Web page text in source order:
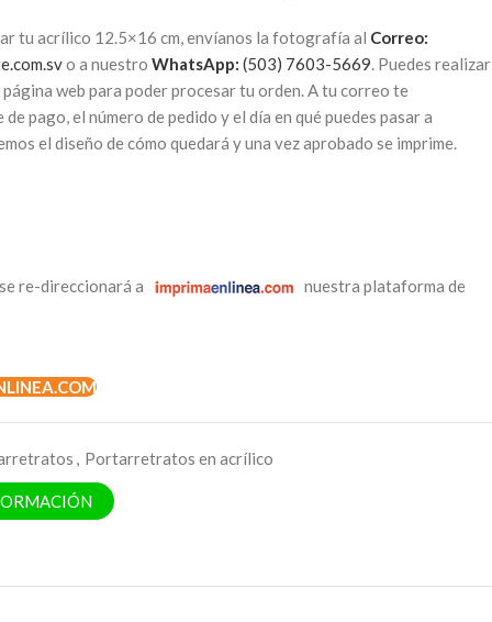
tu acrílico 12.5×16 cm, envíanos la fotografía al Correo:
o a nuestro WhatsApp: (503) 7603-5669. Puedes realizar
web para poder procesar tu orden. A tu correo te
pago, el número de pedido y el día en qué puedes pasar a
el diseño de cómo quedará y una vez aprobado se imprime.
re-direccionará a nuestra plataforma de
, Portarretratos en acrílico